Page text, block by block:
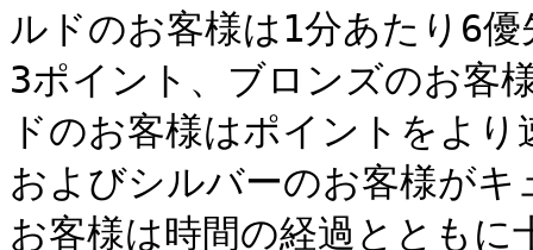
ルドのお客様は1分あたり6
3ポイント、ブロンズのお客
ドのお客様はポイントをよ
およびシルバーのお客様が
お客様は時間の経過ととも